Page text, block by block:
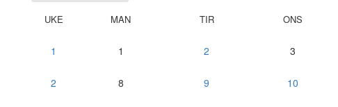
UKE MAN TIR ONS
1 1 2 3
2 8 9 10